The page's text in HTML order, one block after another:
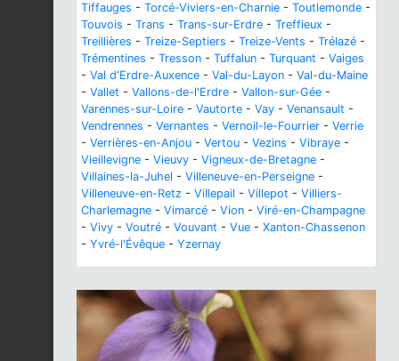
Tiffauges - Torcé-Viviers-en-Charnie - Toutlemonde -
Touvois - Trans - Trans-sur-Erdre - Treffieux -
Treillières - Treize-Septiers - Treize-Vents - Trélazé -
Trémentines - Tresson - Tuffalun - Turquant - Vaiges
- Val d'Erdre-Auxence - Val-du-Layon - Val-du-Maine
- Vallet - Vallons-de-l'Erdre - Vallon-sur-Gée -
Varennes-sur-Loire - Vautorte - Vay - Venansault -
Vendrennes - Vernantes - Vernoil-le-Fourrier - Verrie
- Verrières-en-Anjou - Vertou - Vezins - Vibraye -
Vieillevigne - Vieuvy - Vigneux-de-Bretagne -
Villaines-la-Juhel - Villeneuve-en-Perseigne -
Villeneuve-en-Retz - Villepail - Villepot - Villiers-
Charlemagne - Vimarcé - Vion - Viré-en-Champagne
- Vivy - Voutré - Vouvant - Vue - Xanton-Chassenon
- Yvré-l'Évêque - Yzernay